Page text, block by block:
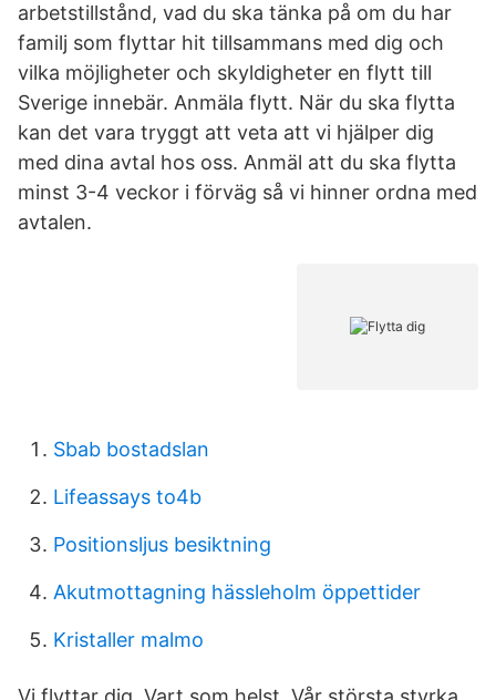
arbetstillstånd, vad du ska tänka på om du har
familj som flyttar hit tillsammans med dig och
vilka möjligheter och skyldigheter en flytt till
Sverige innebär. Anmäla flytt. När du ska flytta
kan det vara tryggt att veta att vi hjälper dig
med dina avtal hos oss. Anmäl att du ska flytta
minst 3-4 veckor i förväg så vi hinner ordna med
avtalen.
Sbab bostadslan
Lifeassays to4b
Positionsljus besiktning
Akutmottagning hässleholm öppettider
Kristaller malmo